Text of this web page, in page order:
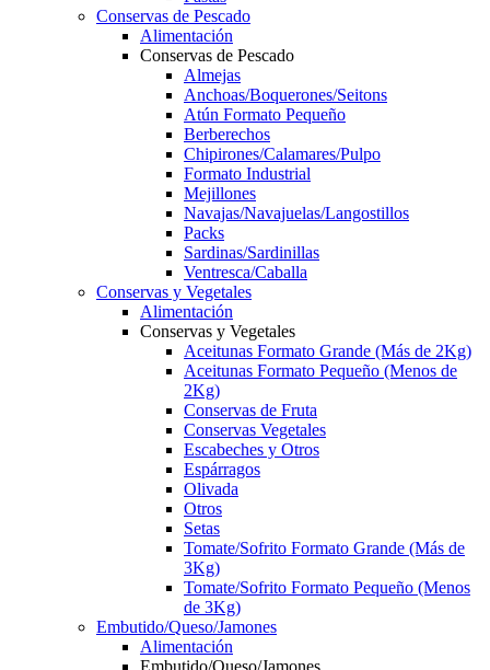
Conservas de Pescado
Alimentación
Conservas de Pescado
Almejas
Anchoas/Boquerones/Seitons
Atún Formato Pequeño
Berberechos
Chipirones/Calamares/Pulpo
Formato Industrial
Mejillones
Navajas/Navajuelas/Langostillos
Packs
Sardinas/Sardinillas
Ventresca/Caballa
Conservas y Vegetales
Alimentación
Conservas y Vegetales
Aceitunas Formato Grande (Más de 2Kg)
Aceitunas Formato Pequeño (Menos de
2Kg)
Conservas de Fruta
Conservas Vegetales
Escabeches y Otros
Espárragos
Olivada
Otros
Setas
Tomate/Sofrito Formato Grande (Más de
3Kg)
Tomate/Sofrito Formato Pequeño (Menos
de 3Kg)
Embutido/Queso/Jamones
Alimentación
Embutido/Queso/Jamones